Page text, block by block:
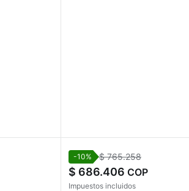
-10% $ 765.258
$ 686.406 COP
Impuestos incluidos